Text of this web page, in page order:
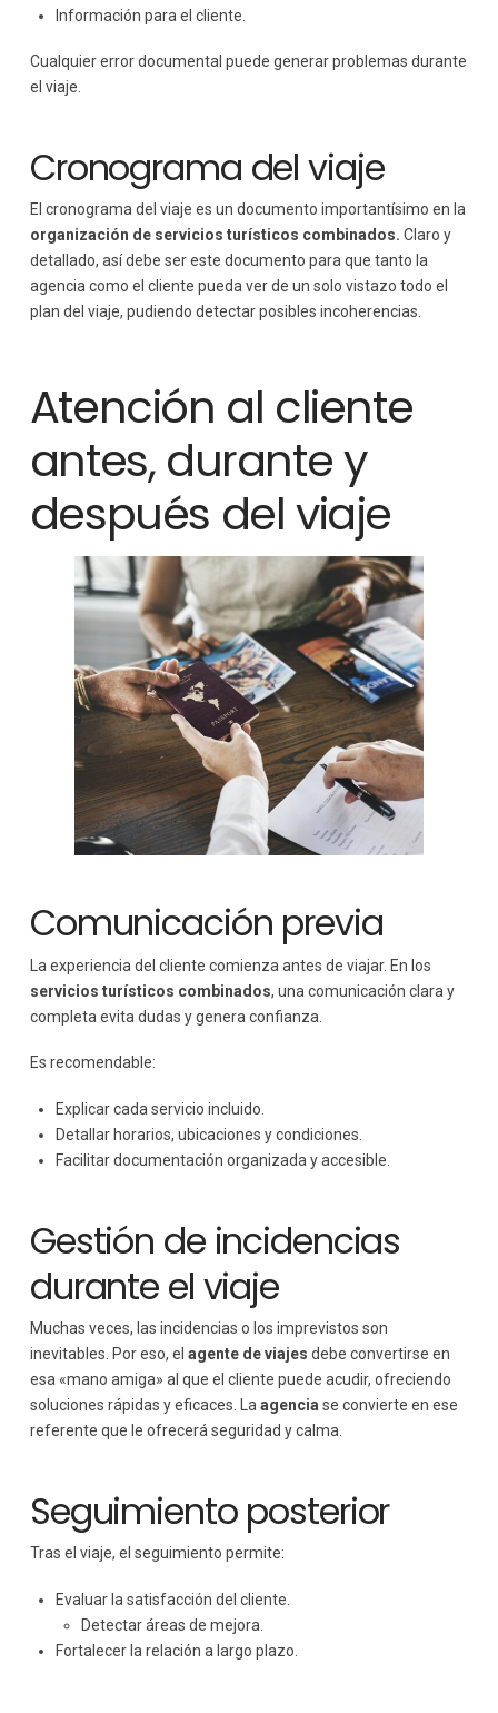
Información para el cliente.
Cualquier error documental puede generar problemas durante
el viaje.
Cronograma del viaje
El cronograma del viaje es un documento importantísimo en la
organización de servicios turísticos combinados. Claro y
detallado, así debe ser este documento para que tanto la
agencia como el cliente pueda ver de un solo vistazo todo el
plan del viaje, pudiendo detectar posibles incoherencias.
Atención al cliente
antes, durante y
después del viaje
Comunicación previa
La experiencia del cliente comienza antes de viajar. En los
servicios turísticos combinados, una comunicación clara y
completa evita dudas y genera confianza.
Es recomendable:
Explicar cada servicio incluido.
Detallar horarios, ubicaciones y condiciones.
Facilitar documentación organizada y accesible.
Gestión de incidencias
durante el viaje
Muchas veces, las incidencias o los imprevistos son
inevitables. Por eso, el agente de viajes debe convertirse en
esa «mano amiga» al que el cliente puede acudir, ofreciendo
soluciones rápidas y eficaces. La agencia se convierte en ese
referente que le ofrecerá seguridad y calma.
Seguimiento posterior
Tras el viaje, el seguimiento permite:
Evaluar la satisfacción del cliente.
Detectar áreas de mejora.
Fortalecer la relación a largo plazo.